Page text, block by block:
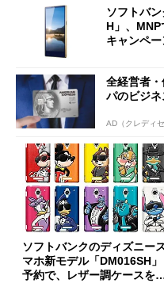
ソフトバ
H」、
キャンペー
全経営者
パのビジネ
AD（クレディセ
ソフトバンクのディズニー
マホ新モデル「DM016SH」
予約で、レザー調ケースを2